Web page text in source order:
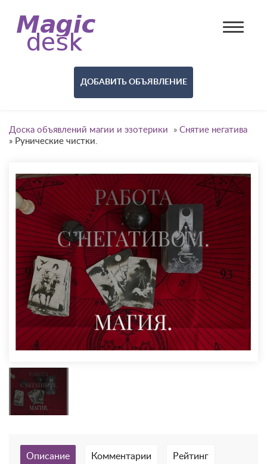
ДОБАВИТЬ ОБЪЯВЛЕНИЕ
Доска объявлений магии и эзотерики » Снятие негатива
» Рунические чистки.
Описание Комментарии Рейтинг